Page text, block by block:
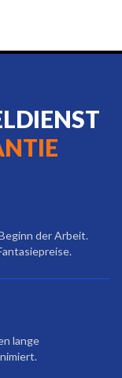
der Arbeit.
lange